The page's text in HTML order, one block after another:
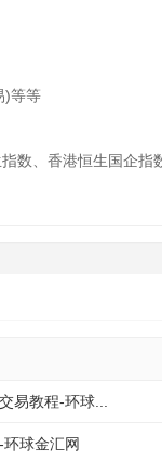
)等等
数、香港恒生国企指
易教程-环球...
球金汇网